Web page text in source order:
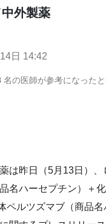
外製薬
日 14:42
名の医師が参考になった
は昨日（5月13日）、
名ハーセプチン）＋
ペルツズマブ（商品